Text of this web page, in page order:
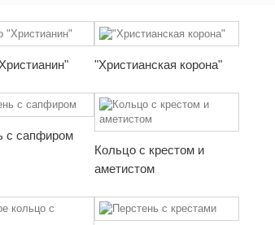
"Христианская корона"
с сапфиром
Кольцо с крестом и
аметистом